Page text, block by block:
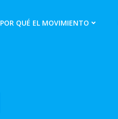
POR QUÉ EL MOVIMIENTO